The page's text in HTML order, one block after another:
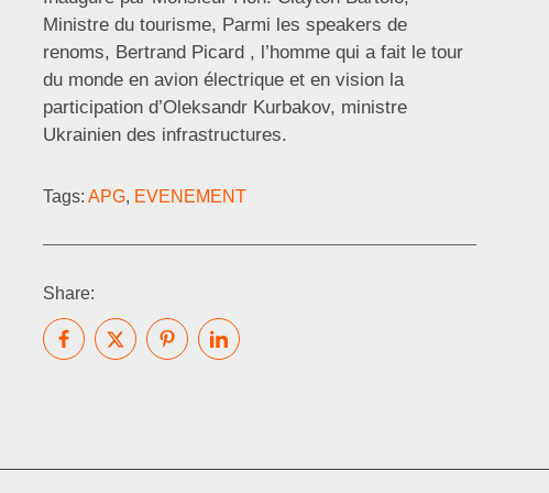
Ministre du tourisme, Parmi les speakers de
renoms, Bertrand Picard , l’homme qui a fait le tour
du monde en avion électrique et en vision la
participation d’Oleksandr Kurbakov, ministre
Ukrainien des infrastructures.
Tags:APG, EVENEMENT
Share: